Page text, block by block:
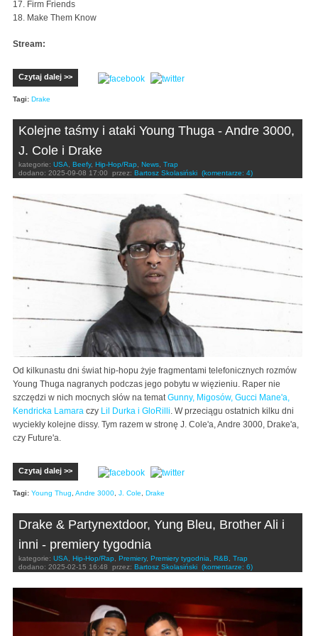
17. Firm Friends
18. Make Them Know
Stream:
Czytaj dalej >>
Tagi: Drake
Kolejne taśmy i ataki Young Thuga - Andre 3000,
J. Cole i Drake
kategorie: USA Beefy, Hip-Hop/Rap News Trap
dodano: 2025-09-08 17:00 przez: Bartosz Skolasiński (komentarze: 4)
Od kilkunastu dni świat hip-hopu żyje fragmentami telefonicznych rozmów
Young Thuga nagranych podczas jego pobytu w więzieniu. Raper nie
szczędzi w nich mocnych słów na temat Gunny, Migosów, Gucci Mane'a,
Kendricka Lamara czy Lil Durka i GloRilli . W przeciągu ostatnich kilku dni
wyciekły kolejne dissy. Tym razem w stronę J. Cole'a, Andre 3000, Drake'a,
czy Future'a.
Czytaj dalej >>
Tagi: Young Thug Andre 3000 J. Cole Drake
Drake & Partynextdoor, Yung Bleu, Brother Ali i
inni - premiery tygodnia
kategorie: USA Hip-Hop/Rap Premiery, Premiery tygodnia R&B
Trap
dodano: 2025-02-15 16:48 przez: Bartosz Skolasiński (komentarze: 6)